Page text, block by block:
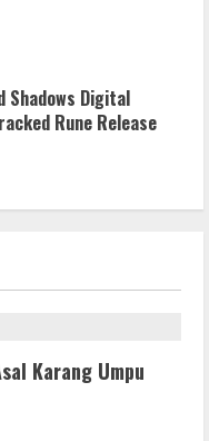
Shadows Digital
Rune Release
Portable +
Karang Umpu